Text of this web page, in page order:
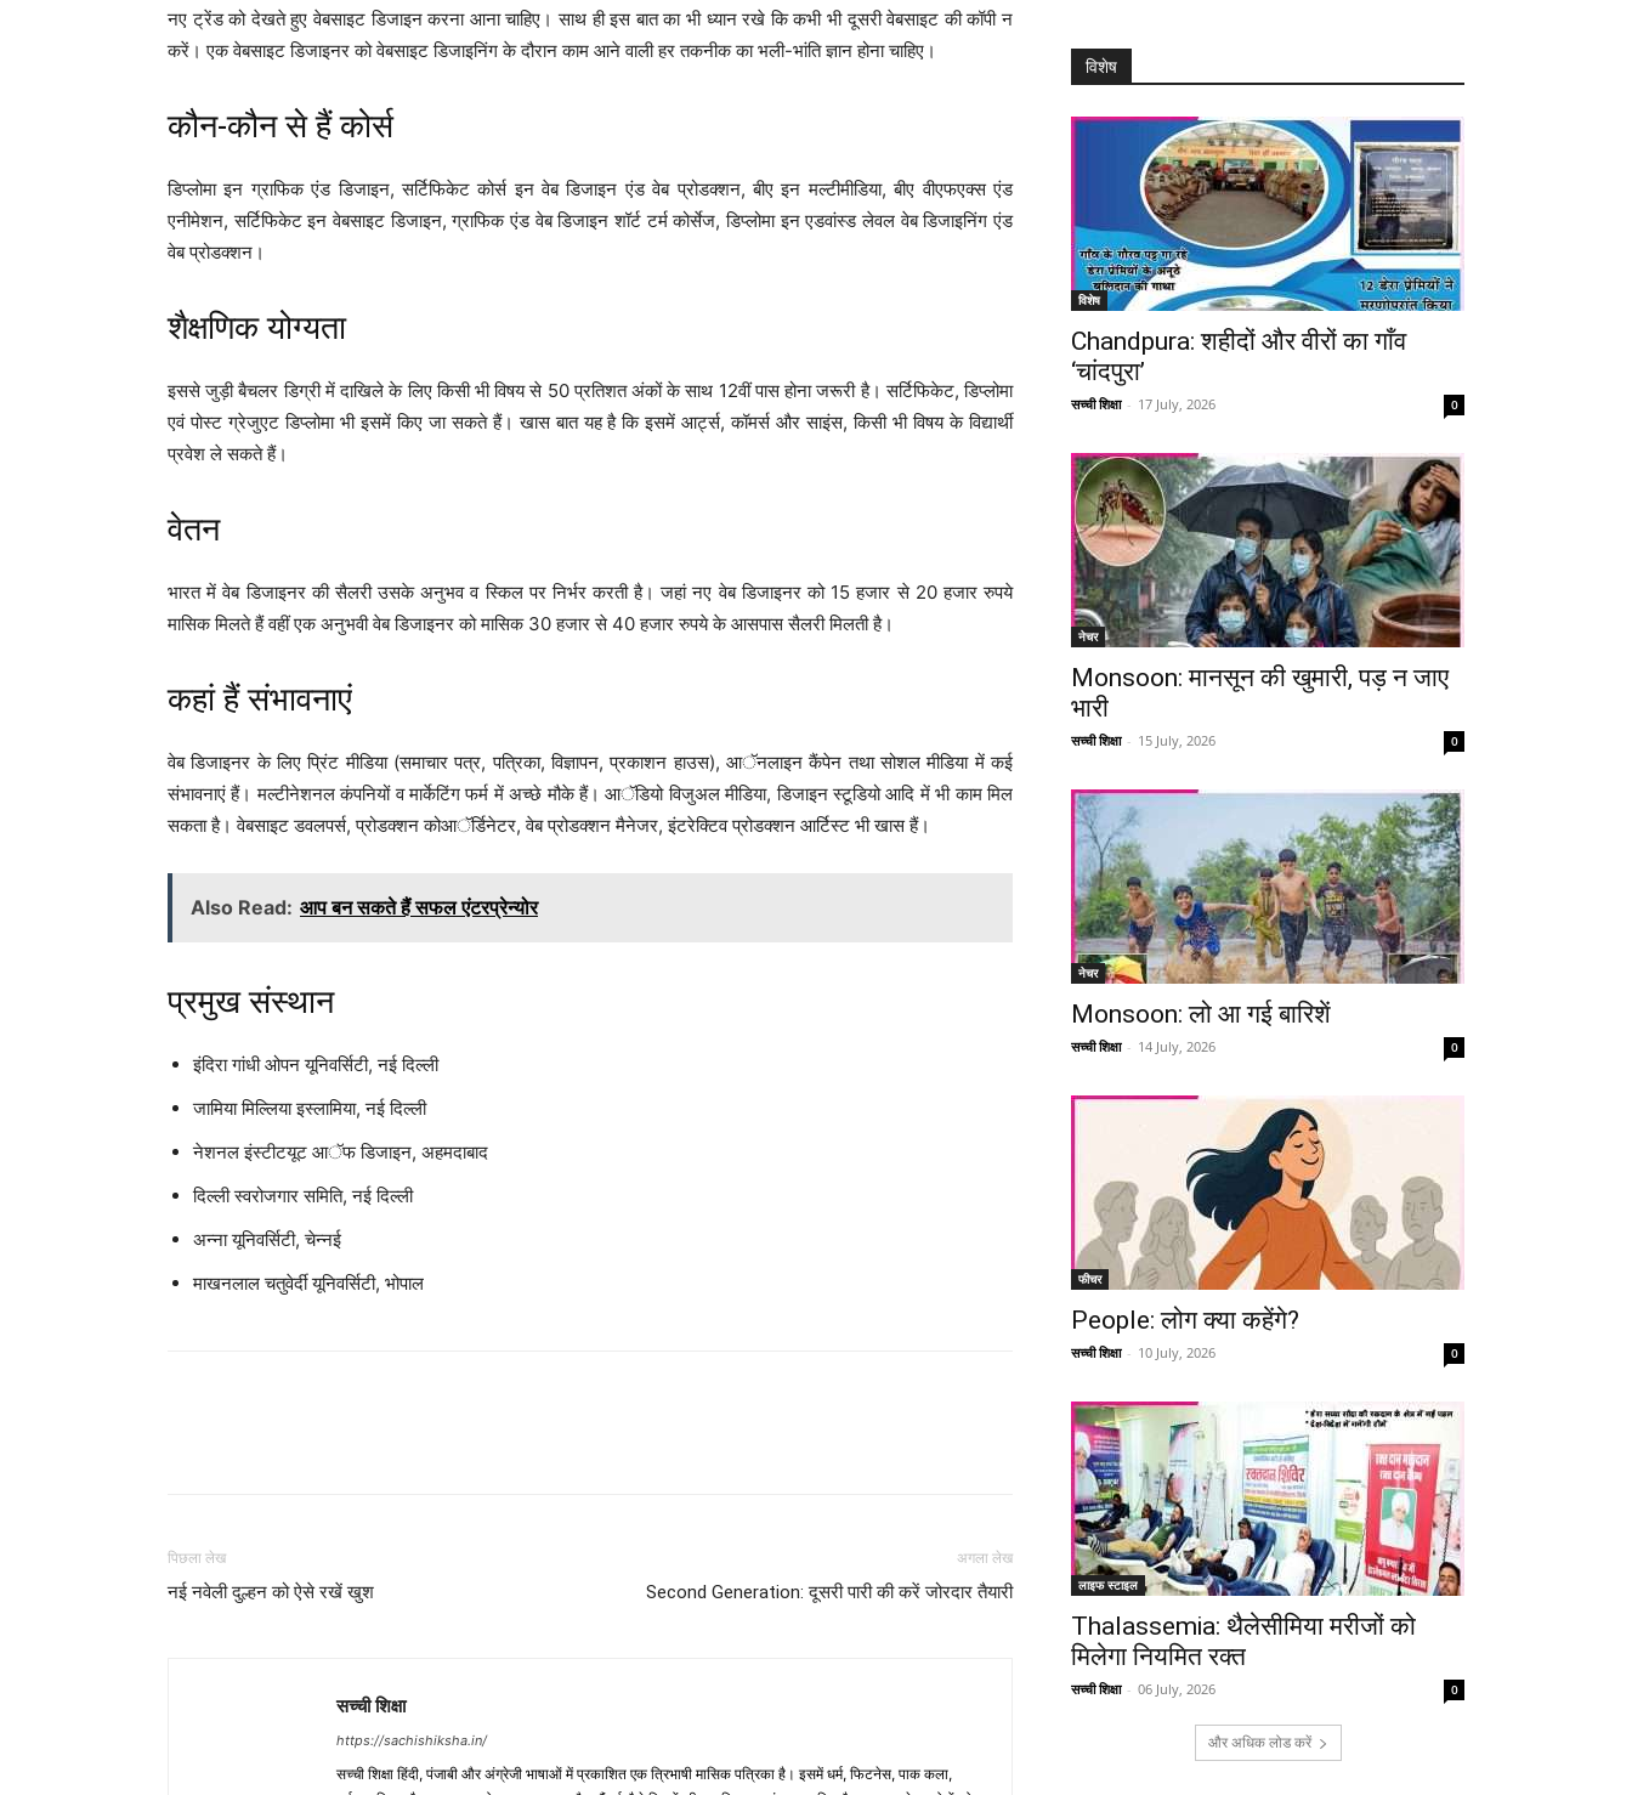
नए ट्रेंड को देखते हुए वेबसाइट डिजाइन करना आना चाहिए। साथ ही इस बात का भी ध्यान रखे कि कभी भी दूसरी वेबसाइट की कॉपी न
करें। एक वेबसाइट डिजाइनर को वेबसाइट डिजाइनिंग के दौरान काम आने वाली हर तकनीक का भली-भांति ज्ञान होना चाहिए।
कौन-कौन से हैं कोर्स
डिप्लोमा इन ग्राफिक एंड डिजाइन, सर्टिफिकेट कोर्स इन वेब डिजाइन एंड वेब प्रोडक्शन, बीए इन मल्टीमीडिया, बीए वीएफएक्स एंड
एनीमेशन, सर्टिफिकेट इन वेबसाइट डिजाइन, ग्राफिक एंड वेब डिजाइन शॉर्ट टर्म कोर्सेज, डिप्लोमा इन एडवांस्ड लेवल वेब डिजाइनिंग एंड
वेब प्रोडक्शन।
शैक्षणिक योग्यता
इससे जुड़ी बैचलर डिग्री में दाखिले के लिए किसी भी विषय से 50 प्रतिशत अंकों के साथ 12वीं पास होना जरूरी है। सर्टिफिकेट, डिप्लोमा
एवं पोस्ट ग्रेजुएट डिप्लोमा भी इसमें किए जा सकते हैं। खास बात यह है कि इसमें आर्ट्स, कॉमर्स और साइंस, किसी भी विषय के विद्यार्थी
प्रवेश ले सकते हैं।
वेतन
भारत में वेब डिजाइनर की सैलरी उसके अनुभव व स्किल पर निर्भर करती है। जहां नए वेब डिजाइनर को 15 हजार से 20 हजार रुपये
मासिक मिलते हैं वहीं एक अनुभवी वेब डिजाइनर को मासिक 30 हजार से 40 हजार रुपये के आसपास सैलरी मिलती है।
कहां हैं संभावनाएं
वेब डिजाइनर के लिए प्रिंट मीडिया (समाचार पत्र, पत्रिका, विज्ञापन, प्रकाशन हाउस), आॅनलाइन कैंपेन तथा सोशल मीडिया में कई
संभावनाएं हैं। मल्टीनेशनल कंपनियों व मार्केटिंग फर्म में अच्छे मौके हैं। आॅडियो विजुअल मीडिया, डिजाइन स्टूडियो आदि में भी काम मिल
सकता है। वेबसाइट डवलपर्स, प्रोडक्शन कोआॅर्डिनेटर, वेब प्रोडक्शन मैनेजर, इंटरेक्टिव प्रोडक्शन आर्टिस्ट भी खास हैं।
Also Read: आप बन सकते हैं सफल एंटरप्रेन्योर
प्रमुख संस्थान
इंदिरा गांधी ओपन यूनिवर्सिटी, नई दिल्ली
जामिया मिल्लिया इस्लामिया, नई दिल्ली
नेशनल इंस्टीटयूट आॅफ डिजाइन, अहमदाबाद
दिल्ली स्वरोजगार समिति, नई दिल्ली
अन्ना यूनिवर्सिटी, चेन्नई
माखनलाल चतुवेर्दी यूनिवर्सिटी, भोपाल
Telegram Copy URL
पिछला लेख
नई नवेली दुल्हन को ऐसे रखें खुश
अगला लेख
Second Generation: दूसरी पारी की करें जोरदार तैयारी
सच्ची शिक्षा
https://sachishiksha.in/
सच्ची शिक्षा हिंदी, पंजाबी और अंग्रेजी भाषाओं में प्रकाशित एक त्रिभाषी मासिक पत्रिका है। इसमें धर्म, फिटनेस, पाक कला,
विशेष
विशेष
Chandpura: शहीदों और वीरों का गाँव
‘चांदपुरा’
सच्ची शिक्षा - 17 July, 2026 0
नेचर
Monsoon: मानसून की खुमारी, पड़ न जाए
भारी
सच्ची शिक्षा - 15 July, 2026 0
नेचर
Monsoon: लो आ गई बारिशें
सच्ची शिक्षा - 14 July, 2026 0
फीचर
People: लोग क्या कहेंगे?
सच्ची शिक्षा - 10 July, 2026 0
लाइफ स्टाइल
Thalassemia: थैलेसीमिया मरीजों को
मिलेगा नियमित रक्त
सच्ची शिक्षा - 06 July, 2026 0
और अधिक लोड करें